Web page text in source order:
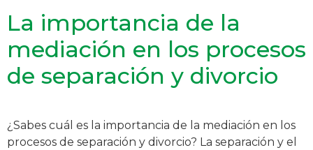
La importancia de la
mediación en los procesos
de separación y divorcio
¿Sabes cuál es la importancia de la mediación en los
procesos de separación y divorcio? La separación y el